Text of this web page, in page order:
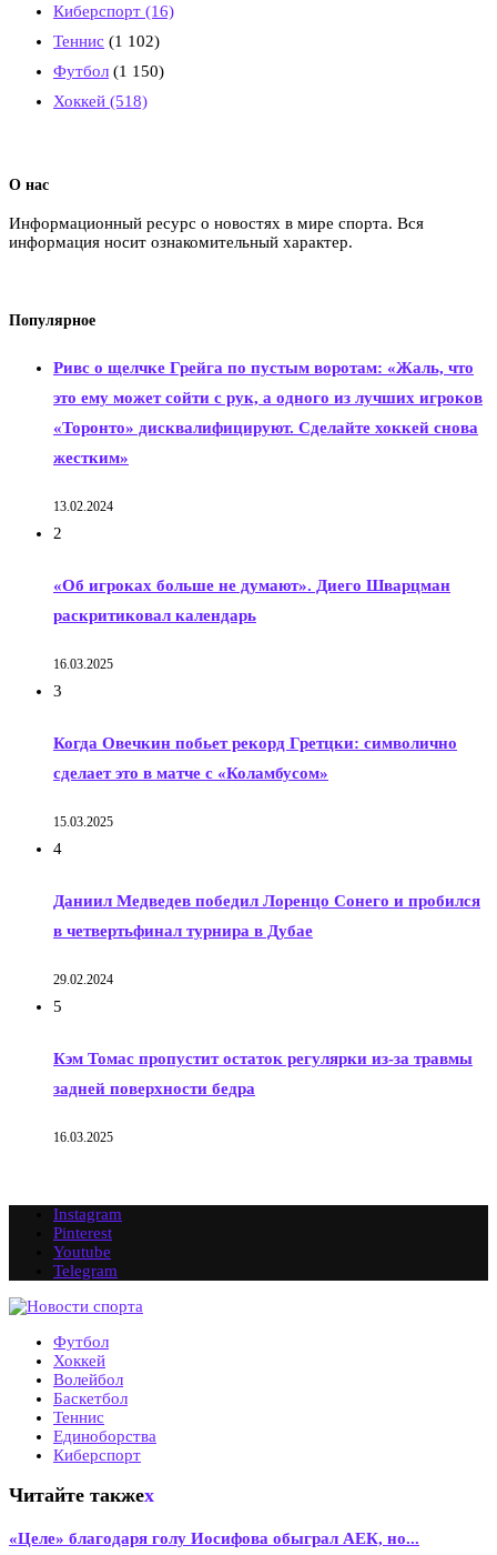
Киберспорт (16)
Теннис (1 102)
Футбол (1 150)
Хоккей (518)
О нас
Информационный ресурс о новостях в мире спорта. Вся
информация носит ознакомительный характер.
Популярное
Ривс о щелчке Грейга по пустым воротам: «Жаль, что
это ему может сойти с рук, а одного из лучших игроков
«Торонто» дисквалифицируют. Сделайте хоккей снова
жестким»
13.02.2024
2
«Об игроках больше не думают». Диего Шварцман
раскритиковал календарь
16.03.2025
3
Когда Овечкин побьет рекорд Гретцки: символично
сделает это в матче с «Коламбусом»
15.03.2025
4
Даниил Медведев победил Лоренцо Сонего и пробился
в четвертьфинал турнира в Дубае
29.02.2024
5
Кэм Томас пропустит остаток регулярки из-за травмы
задней поверхности бедра
16.03.2025
Instagram
Pinterest
Youtube
Telegram
Футбол
Хоккей
Волейбол
Баскетбол
Теннис
Единоборства
Киберспорт
Читайте такжеx
«Целе» благодаря голу Иосифова обыграл АЕК, но...